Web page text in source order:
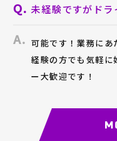
未経験ですがドラ
可能です！業務にあ
経験の方でも気軽に
ー大歓迎です！